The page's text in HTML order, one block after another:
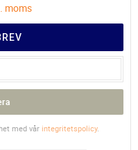
moms
med vår integritetspolicy.